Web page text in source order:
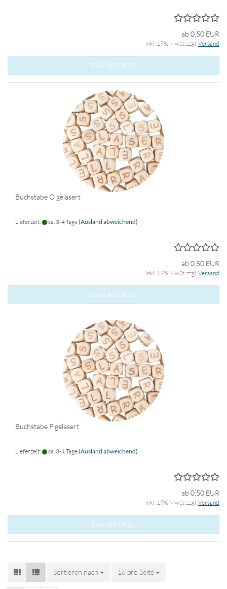
ab 0,50 EUR
inkl. 19% MwSt. zzgl.Versand
ZUM ARTIKEL
Buchstabe O gelasert
Lieferzeit: ca. 3-4 Tage(Ausland abweichend)
ab 0,50 EUR
inkl. 19% MwSt. zzgl.Versand
ZUM ARTIKEL
Buchstabe P gelasert
Lieferzeit: ca. 3-4 Tage(Ausland abweichend)
ab 0,50 EUR
inkl. 19% MwSt. zzgl.Versand
ZUM ARTIKEL
Sortieren nach
Sortieren nach 16 pro Seite
pro Seite